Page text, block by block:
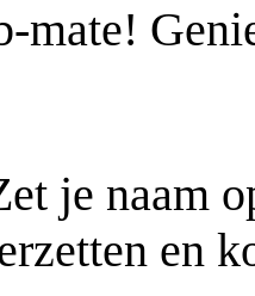
mate!
je naam
en